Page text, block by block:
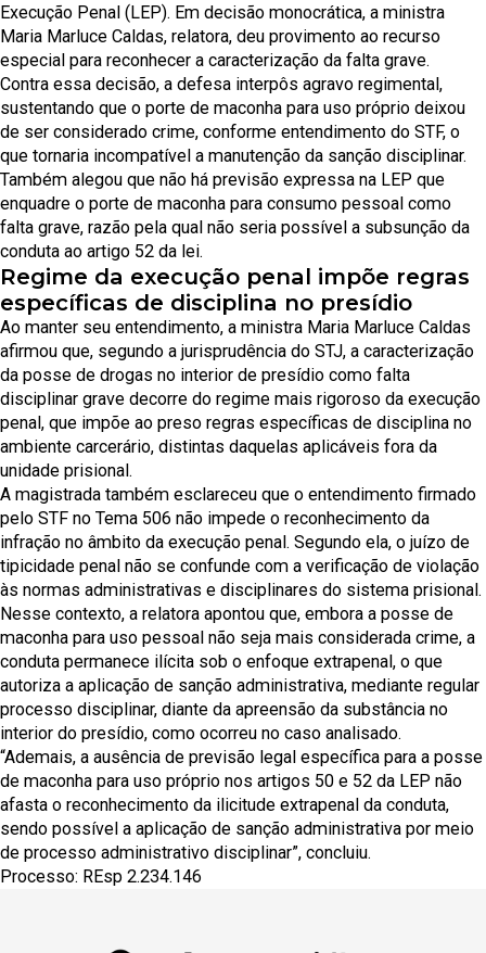
Execução Penal (LEP). Em decisão monocrática, a ministra
Maria Marluce Caldas, relatora, deu provimento ao recurso
especial para reconhecer a caracterização da falta grave.
Contra essa decisão, a defesa interpôs agravo regimental,
sustentando que o porte de maconha para uso próprio deixou
de ser considerado crime, conforme entendimento do STF, o
que tornaria incompatível a manutenção da sanção disciplinar.
Também alegou que não há previsão expressa na LEP que
enquadre o porte de maconha para consumo pessoal como
falta grave, razão pela qual não seria possível a subsunção da
conduta ao artigo 52 da lei.
Regime da execução penal impõe regras
específicas de disciplina no presídio
Ao manter seu entendimento, a ministra Maria Marluce Caldas
afirmou que, segundo a jurisprudência do STJ, a caracterização
da posse de drogas no interior de presídio como falta
disciplinar grave decorre do regime mais rigoroso da execução
penal, que impõe ao preso regras específicas de disciplina no
ambiente carcerário, distintas daquelas aplicáveis fora da
unidade prisional.
A magistrada também esclareceu que o entendimento firmado
pelo STF no Tema 506 não impede o reconhecimento da
infração no âmbito da execução penal. Segundo ela, o juízo de
tipicidade penal não se confunde com a verificação de violação
às normas administrativas e disciplinares do sistema prisional.
Nesse contexto, a relatora apontou que, embora a posse de
maconha para uso pessoal não seja mais considerada crime, a
conduta permanece ilícita sob o enfoque extrapenal, o que
autoriza a aplicação de sanção administrativa, mediante regular
processo disciplinar, diante da apreensão da substância no
interior do presídio, como ocorreu no caso analisado.
“Ademais, a ausência de previsão legal específica para a posse
de maconha para uso próprio nos artigos 50 e 52 da LEP não
afasta o reconhecimento da ilicitude extrapenal da conduta,
sendo possível a aplicação de sanção administrativa por meio
de processo administrativo disciplinar”, concluiu.
Processo: REsp 2.234.146